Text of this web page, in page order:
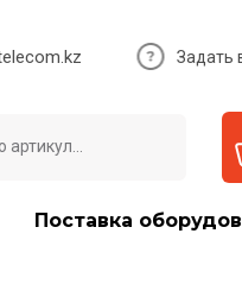
Задать
Поставка